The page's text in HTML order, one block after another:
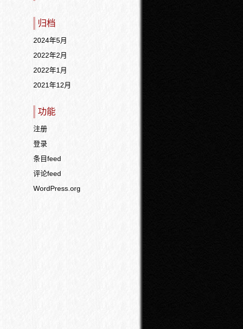
归档
2024年5月
2022年2月
2022年1月
2021年12月
功能
注册
登录
条目feed
评论feed
WordPress.org